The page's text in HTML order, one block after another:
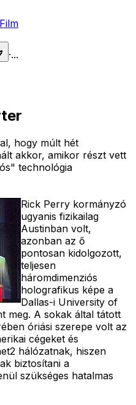
Film
·...
hogy múlt hét
akkor, amikor részt vett
technológia
Rick Perry kormányzó
ugyanis fizikailag
Austinban volt,
azonban az ő
pontosan kidolgozott,
teljesen
háromdimenziós
holografikus képe a
Dallas-i University of
meg. A sokak által tátott
óriási szerepe volt az
cégeket és
hálózatnak, hiszen
biztosítani a
szükséges hatalmas